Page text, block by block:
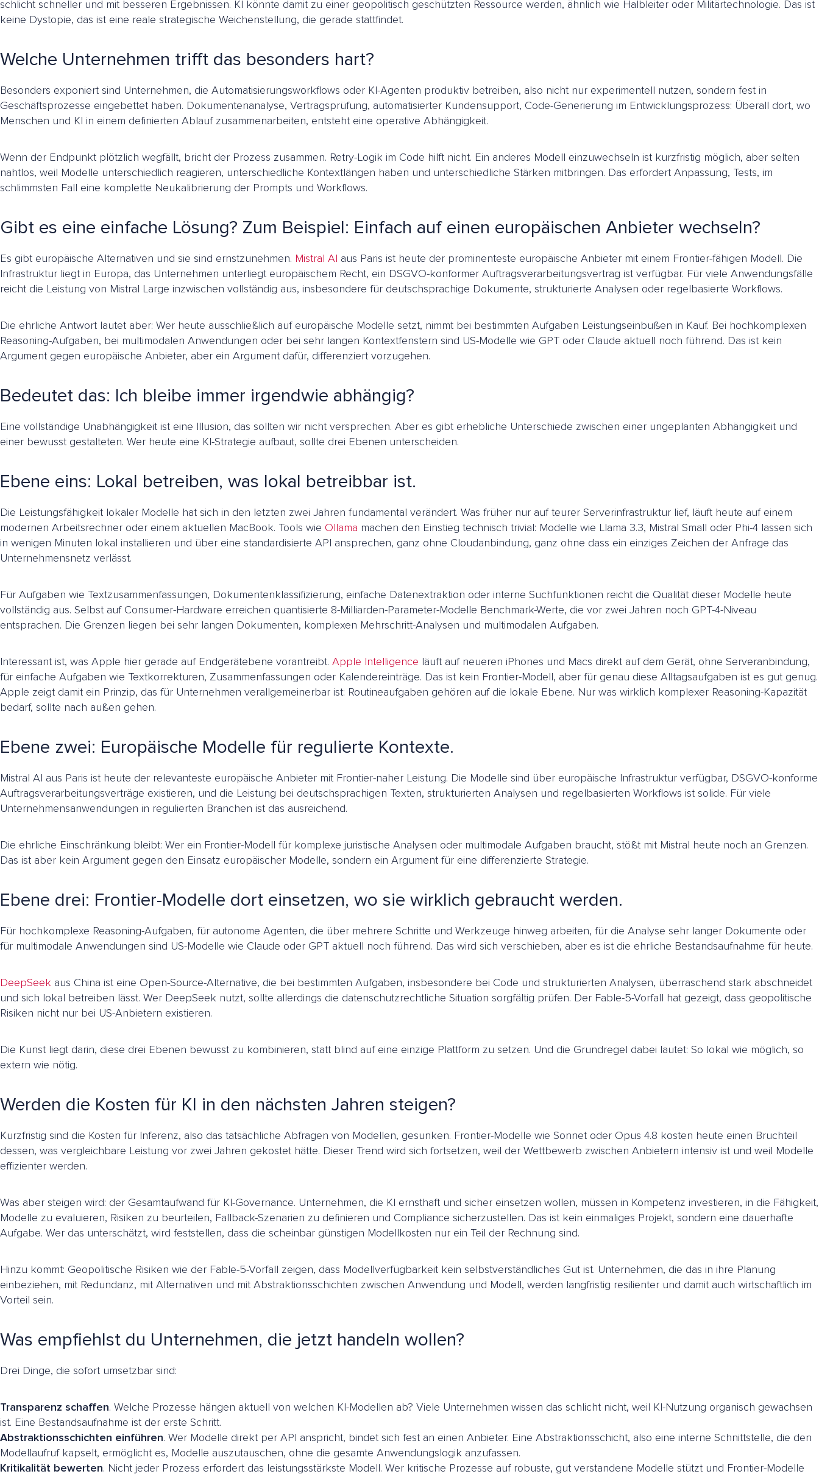
schlicht schneller und mit besseren Ergebnissen. KI könnte damit zu einer geopolitisch geschützten Ressource werden, ähnlich wie Halbleiter oder Militärtechnologie. Das ist
keine Dystopie, das ist eine reale strategische Weichenstellung, die gerade stattfindet.
Welche Unternehmen trifft das besonders hart?
Besonders exponiert sind Unternehmen, die Automatisierungsworkflows oder KI-Agenten produktiv betreiben, also nicht nur experimentell nutzen, sondern fest in
Geschäftsprozesse eingebettet haben. Dokumentenanalyse, Vertragsprüfung, automatisierter Kundensupport, Code-Generierung im Entwicklungsprozess: Überall dort, wo
Menschen und KI in einem definierten Ablauf zusammenarbeiten, entsteht eine operative Abhängigkeit.
Wenn der Endpunkt plötzlich wegfällt, bricht der Prozess zusammen. Retry-Logik im Code hilft nicht. Ein anderes Modell einzuwechseln ist kurzfristig möglich, aber selten
nahtlos, weil Modelle unterschiedlich reagieren, unterschiedliche Kontextlängen haben und unterschiedliche Stärken mitbringen. Das erfordert Anpassung, Tests, im
schlimmsten Fall eine komplette Neukalibrierung der Prompts und Workflows.
Gibt es eine einfache Lösung? Zum Beispiel: Einfach auf einen europäischen Anbieter wechseln?
Es gibt europäische Alternativen und sie sind ernstzunehmen. Mistral AI aus Paris ist heute der prominenteste europäische Anbieter mit einem Frontier-fähigen Modell. Die
Infrastruktur liegt in Europa, das Unternehmen unterliegt europäischem Recht, ein DSGVO-konformer Auftragsverarbeitungsvertrag ist verfügbar. Für viele Anwendungsfälle
reicht die Leistung von Mistral Large inzwischen vollständig aus, insbesondere für deutschsprachige Dokumente, strukturierte Analysen oder regelbasierte Workflows.
Die ehrliche Antwort lautet aber: Wer heute ausschließlich auf europäische Modelle setzt, nimmt bei bestimmten Aufgaben Leistungseinbußen in Kauf. Bei hochkomplexen
Reasoning-Aufgaben, bei multimodalen Anwendungen oder bei sehr langen Kontextfenstern sind US-Modelle wie GPT oder Claude aktuell noch führend. Das ist kein
Argument gegen europäische Anbieter, aber ein Argument dafür, differenziert vorzugehen.
Bedeutet das: Ich bleibe immer irgendwie abhängig?
Eine vollständige Unabhängigkeit ist eine Illusion, das sollten wir nicht versprechen. Aber es gibt erhebliche Unterschiede zwischen einer ungeplanten Abhängigkeit und
einer bewusst gestalteten. Wer heute eine KI-Strategie aufbaut, sollte drei Ebenen unterscheiden.
Ebene eins: Lokal betreiben, was lokal betreibbar ist.
Die Leistungsfähigkeit lokaler Modelle hat sich in den letzten zwei Jahren fundamental verändert. Was früher nur auf teurer Serverinfrastruktur lief, läuft heute auf einem
modernen Arbeitsrechner oder einem aktuellen MacBook. Tools wie Ollama machen den Einstieg technisch trivial: Modelle wie Llama 3.3, Mistral Small oder Phi-4 lassen sich
in wenigen Minuten lokal installieren und über eine standardisierte API ansprechen, ganz ohne Cloudanbindung, ganz ohne dass ein einziges Zeichen der Anfrage das
Unternehmensnetz verlässt.
Für Aufgaben wie Textzusammenfassungen, Dokumentenklassifizierung, einfache Datenextraktion oder interne Suchfunktionen reicht die Qualität dieser Modelle heute
vollständig aus. Selbst auf Consumer-Hardware erreichen quantisierte 8-Milliarden-Parameter-Modelle Benchmark-Werte, die vor zwei Jahren noch GPT-4-Niveau
entsprachen. Die Grenzen liegen bei sehr langen Dokumenten, komplexen Mehrschritt-Analysen und multimodalen Aufgaben.
Interessant ist, was Apple hier gerade auf Endgerätebene vorantreibt. Apple Intelligence läuft auf neueren iPhones und Macs direkt auf dem Gerät, ohne Serveranbindung,
für einfache Aufgaben wie Textkorrekturen, Zusammenfassungen oder Kalendereinträge. Das ist kein Frontier-Modell, aber für genau diese Alltagsaufgaben ist es gut genug.
Apple zeigt damit ein Prinzip, das für Unternehmen verallgemeinerbar ist: Routineaufgaben gehören auf die lokale Ebene. Nur was wirklich komplexer Reasoning-Kapazität
bedarf, sollte nach außen gehen.
Ebene zwei: Europäische Modelle für regulierte Kontexte.
Mistral AI aus Paris ist heute der relevanteste europäische Anbieter mit Frontier-naher Leistung. Die Modelle sind über europäische Infrastruktur verfügbar, DSGVO-konforme
Auftragsverarbeitungsverträge existieren, und die Leistung bei deutschsprachigen Texten, strukturierten Analysen und regelbasierten Workflows ist solide. Für viele
Unternehmensanwendungen in regulierten Branchen ist das ausreichend.
Die ehrliche Einschränkung bleibt: Wer ein Frontier-Modell für komplexe juristische Analysen oder multimodale Aufgaben braucht, stößt mit Mistral heute noch an Grenzen.
Das ist aber kein Argument gegen den Einsatz europäischer Modelle, sondern ein Argument für eine differenzierte Strategie.
Ebene drei: Frontier-Modelle dort einsetzen, wo sie wirklich gebraucht werden.
Für hochkomplexe Reasoning-Aufgaben, für autonome Agenten, die über mehrere Schritte und Werkzeuge hinweg arbeiten, für die Analyse sehr langer Dokumente oder
für multimodale Anwendungen sind US-Modelle wie Claude oder GPT aktuell noch führend. Das wird sich verschieben, aber es ist die ehrliche Bestandsaufnahme für heute.
DeepSeek aus China ist eine Open-Source-Alternative, die bei bestimmten Aufgaben, insbesondere bei Code und strukturierten Analysen, überraschend stark abschneidet
und sich lokal betreiben lässt. Wer DeepSeek nutzt, sollte allerdings die datenschutzrechtliche Situation sorgfältig prüfen. Der Fable-5-Vorfall hat gezeigt, dass geopolitische
Risiken nicht nur bei US-Anbietern existieren.
Die Kunst liegt darin, diese drei Ebenen bewusst zu kombinieren, statt blind auf eine einzige Plattform zu setzen. Und die Grundregel dabei lautet: So lokal wie möglich, so
extern wie nötig.
Werden die Kosten für KI in den nächsten Jahren steigen?
Kurzfristig sind die Kosten für Inferenz, also das tatsächliche Abfragen von Modellen, gesunken. Frontier-Modelle wie Sonnet oder Opus 4.8 kosten heute einen Bruchteil
dessen, was vergleichbare Leistung vor zwei Jahren gekostet hätte. Dieser Trend wird sich fortsetzen, weil der Wettbewerb zwischen Anbietern intensiv ist und weil Modelle
effizienter werden.
Was aber steigen wird: der Gesamtaufwand für KI-Governance. Unternehmen, die KI ernsthaft und sicher einsetzen wollen, müssen in Kompetenz investieren, in die Fähigkeit,
Modelle zu evaluieren, Risiken zu beurteilen, Fallback-Szenarien zu definieren und Compliance sicherzustellen. Das ist kein einmaliges Projekt, sondern eine dauerhafte
Aufgabe. Wer das unterschätzt, wird feststellen, dass die scheinbar günstigen Modellkosten nur ein Teil der Rechnung sind.
Hinzu kommt: Geopolitische Risiken wie der Fable-5-Vorfall zeigen, dass Modellverfügbarkeit kein selbstverständliches Gut ist. Unternehmen, die das in ihre Planung
einbeziehen, mit Redundanz, mit Alternativen und mit Abstraktionsschichten zwischen Anwendung und Modell, werden langfristig resilienter und damit auch wirtschaftlich im
Vorteil sein.
Was empfiehlst du Unternehmen, die jetzt handeln wollen?
Drei Dinge, die sofort umsetzbar sind:
Transparenz schaffen. Welche Prozesse hängen aktuell von welchen KI-Modellen ab? Viele Unternehmen wissen das schlicht nicht, weil KI-Nutzung organisch gewachsen
ist. Eine Bestandsaufnahme ist der erste Schritt.
Abstraktionsschichten einführen. Wer Modelle direkt per API anspricht, bindet sich fest an einen Anbieter. Eine Abstraktionsschicht, also eine interne Schnittstelle, die den
Modellaufruf kapselt, ermöglicht es, Modelle auszutauschen, ohne die gesamte Anwendungslogik anzufassen.
Kritikalität bewerten. Nicht jeder Prozess erfordert das leistungsstärkste Modell. Wer kritische Prozesse auf robuste, gut verstandene Modelle stützt und Frontier-Modelle